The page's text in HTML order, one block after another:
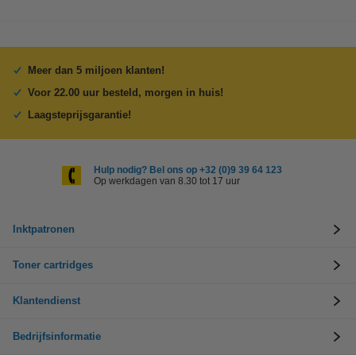
Meer dan 5 miljoen klanten!
Voor 22.00 uur besteld, morgen in huis!
Laagsteprijsgarantie!
Hulp nodig? Bel ons op +32 (0)9 39 64 123
Op werkdagen van 8.30 tot 17 uur
Inktpatronen
Toner cartridges
Klantendienst
Bedrijfsinformatie